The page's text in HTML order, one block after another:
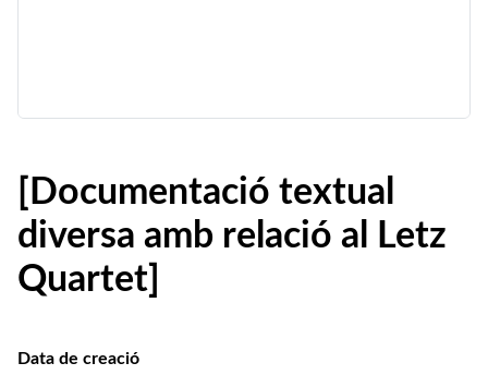
[Documentació textual
diversa amb relació al Letz
Quartet]
Data de creació